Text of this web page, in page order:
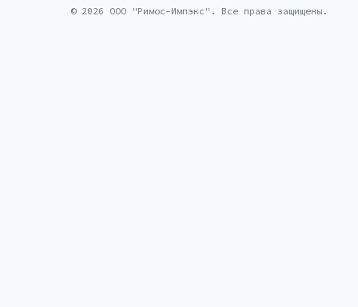
© 2026 ООО "Римос-Импэкс". Все права защищены.